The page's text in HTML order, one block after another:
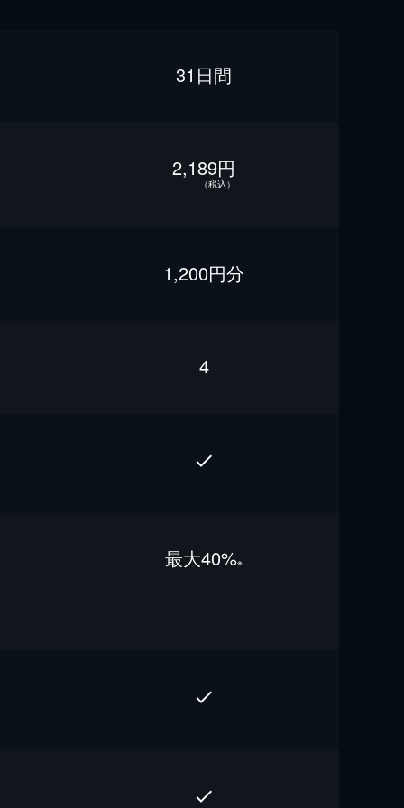
31日間
2,189円
（税込）
1,200円分
4
最⼤40%※